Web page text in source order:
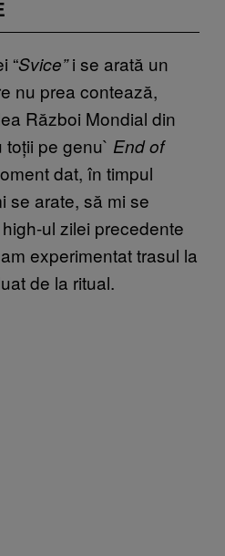
“Svice”i se arată un
nu prea contează,
Război Mondial din
toții pe genu` End of
dat, în timpul
se arate, să mi se
ul zilei precedente
experimentat trasul la
de la ritual.